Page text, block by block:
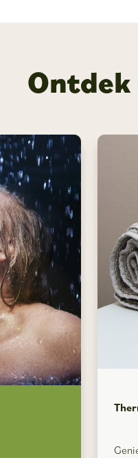
Ontdek